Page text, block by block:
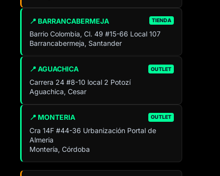
📍 BARRANCABERMEJA TIENDA
Barrio Colombia, Cl. 49 #15-66 Local 107
Barrancabermeja, Santander
📍 AGUACHICA OUTLET
Carrera 24 #8-10 local 2 Potozí
Aguachica, Cesar
📍 MONTERIA OUTLET
Cra 14F #44-36 Urbanización Portal de
Almeria
Montería, Córdoba